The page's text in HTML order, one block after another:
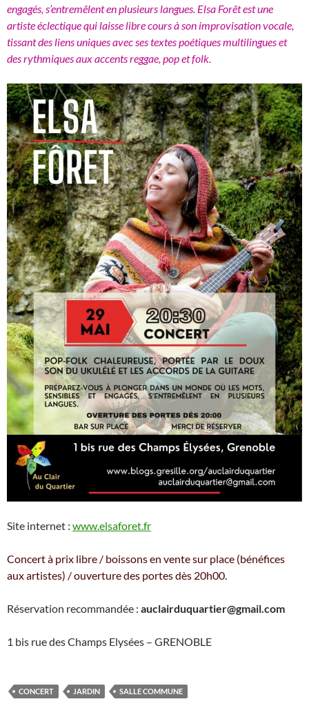
engagés, s’entremêlent en plusieurs langues. Elsa Forêt est une
artiste éclectique qui laisse libre cours à son improvisation vocale,
tissant des liens uniques avec ses textes poétiques multilingues et
des rythmiques aux accents reggae, pop et folk.
Site internet : www.elsaforet.fr
Concert à prix libre / boissons en vente sur place (bénéfices
aux artistes) / ouverture des portes dès 20h00.
Réservation recommandée : auclairduquartier@gmail.com
1 bis rue des Champs Elysées – GRENOBLE
CONCERT JARDIN SALLE COMMUNE